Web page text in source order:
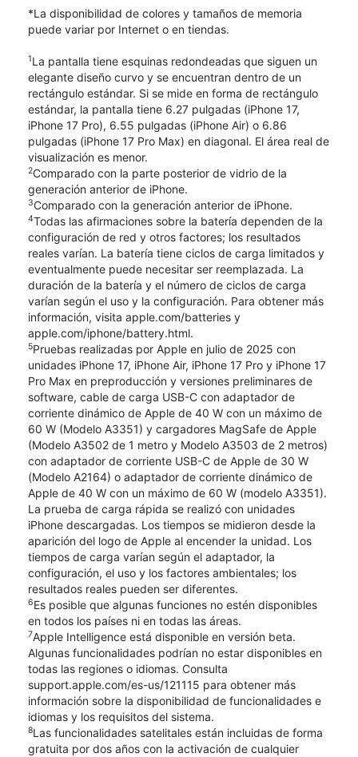
*La disponibilidad de colores y tamaños de memoria
puede variar por Internet o en tiendas.
1La pantalla tiene esquinas redondeadas que siguen un
elegante diseño curvo y se encuentran dentro de un
rectángulo estándar. Si se mide en forma de rectángulo
estándar, la pantalla tiene 6.27 pulgadas (iPhone 17,
iPhone 17 Pro), 6.55 pulgadas (iPhone Air) o 6.86
pulgadas (iPhone 17 Pro Max) en diagonal. El área real de
visualización es menor.
2Comparado con la parte posterior de vidrio de la
generación anterior de iPhone.
3Comparado con la generación anterior de iPhone.
4Todas las afirmaciones sobre la batería dependen de la
configuración de red y otros factores; los resultados
reales varían. La batería tiene ciclos de carga limitados y
eventualmente puede necesitar ser reemplazada. La
duración de la batería y el número de ciclos de carga
varían según el uso y la configuración. Para obtener más
información, visita apple.com/batteries y
apple.com/iphone/battery.html.
5Pruebas realizadas por Apple en julio de 2025 con
unidades iPhone 17, iPhone Air, iPhone 17 Pro y iPhone 17
Pro Max en preproducción y versiones preliminares de
software, cable de carga USB-C con adaptador de
corriente dinámico de Apple de 40 W con un máximo de
60 W (Modelo A3351) y cargadores MagSafe de Apple
(Modelo A3502 de 1 metro y Modelo A3503 de 2 metros)
con adaptador de corriente USB-C de Apple de 30 W
(Modelo A2164) o adaptador de corriente dinámico de
Apple de 40 W con un máximo de 60 W (modelo A3351).
La prueba de carga rápida se realizó con unidades
iPhone descargadas. Los tiempos se midieron desde la
aparición del logo de Apple al encender la unidad. Los
tiempos de carga varían según el adaptador, la
configuración, el uso y los factores ambientales; los
resultados reales pueden ser diferentes.
6Es posible que algunas funciones no estén disponibles
en todos los países ni en todas las áreas.
7Apple Intelligence está disponible en versión beta.
Algunas funcionalidades podrían no estar disponibles en
todas las regiones o idiomas. Consulta
support.apple.com/es-us/121115 para obtener más
información sobre la disponibilidad de funcionalidades e
idiomas y los requisitos del sistema.
8Las funcionalidades satelitales están incluidas de forma
gratuita por dos años con la activación de cualquier